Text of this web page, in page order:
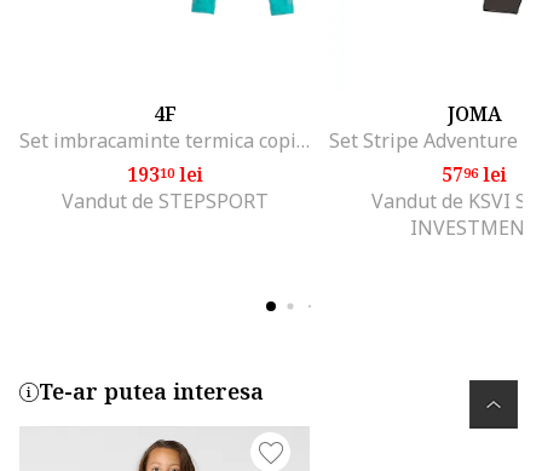
4F
Set imbracaminte termica copii tehnologie 4FSkin, uscare rapida, poliamida, poliester, turcoaz,
19310lei
Vandut de STEPSPORT
JOMA
5796lei
Vandut de KSVI
INVESTMENT
Te-ar putea interesa